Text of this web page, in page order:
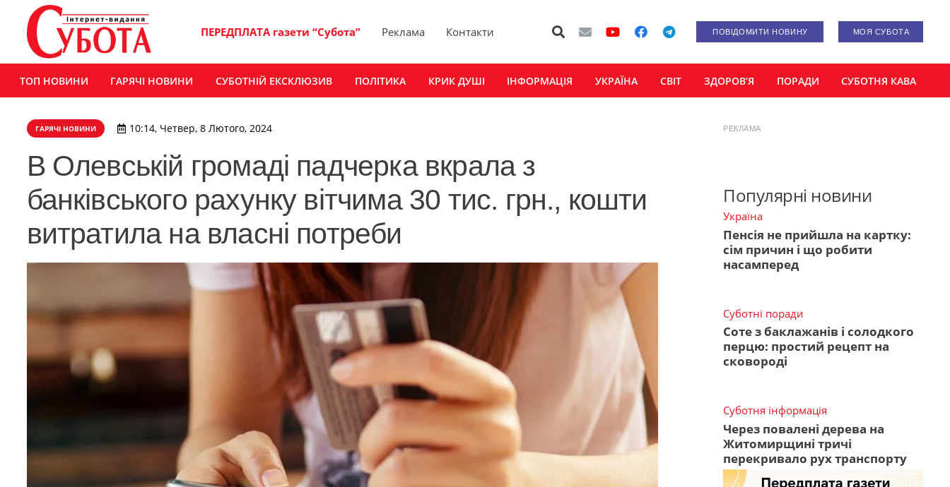
ПЕРЕДПЛАТА газети “Субота” Реклама Контакти ПОВІДОМИТИ НОВИНУ МОЯ СУБОТА
ТОП НОВИНИ ГАРЯЧІ НОВИНИ СУБОТНІЙ ЕКСКЛЮЗИВ ПОЛІТИКА КРИК ДУШІ ІНФОРМАЦІЯ УКРАЇНА СВІТ ЗДОРОВ’Я ПОРАДИ СУБОТНЯ КАВА
ГАРЯЧІ НОВИНИ 10:14, Четвер, 8 Лютого, 2024
В Олевській громаді падчерка вкрала з
банківського рахунку вітчима 30 тис. грн., кошти
витратила на власні потреби
РЕКЛАМА
Популярні новини
Україна
Пенсія не прийшла на картку:
сім причин і що робити
насамперед
Суботні поради
Соте з баклажанів і солодкого
перцю: простий рецепт на
сковороді
Суботня інформація
Через повалені дерева на
Житомирщині тричі
перекривало рух транспорту